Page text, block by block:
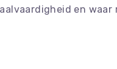
en